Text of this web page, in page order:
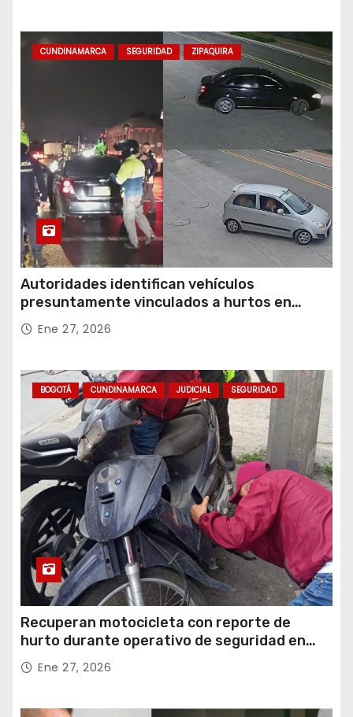
CUNDINAMARCA SEGURIDAD ZIPAQUIRA
Autoridades identifican vehículos
presuntamente vinculados a hurtos en
conjuntos residenciales de Zipaquirá
Ene 27, 2026
BOGOTÁ CUNDINAMARCA JUDICIAL SEGURIDAD
Recuperan motocicleta con reporte de
hurto durante operativo de seguridad en
Rafael Uribe Uribe
Ene 27, 2026